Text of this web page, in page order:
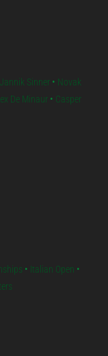
Jannik Sinner• Novak
De Minaur• Casper
• Italian Open •